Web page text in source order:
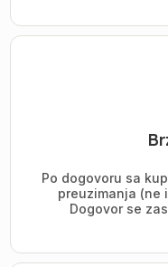
Po dogovoru sa
preuzimanja (ne
Dogovor se